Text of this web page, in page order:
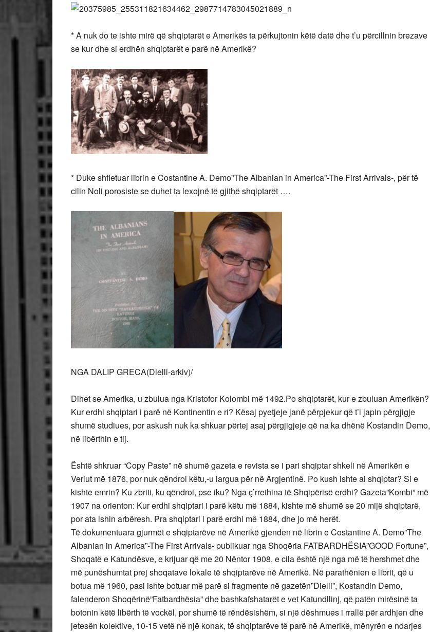
* A nuk do te ishte mirë që shqiptarët e Amerikës ta përkujtonin këtë datë dhe t’u përcillnin brezave
se kur dhe si erdhën shqiptarët e parë në Amerikë?
* Duke shfletuar librin e Costantine A. Demo”The Albanian in America”-The First Arrivals-, për të
cilin Noli porosiste se duhet ta lexojnë të gjithë shqiptarët ….
NGA DALIP GRECA(Dielli-arkiv)/
Dihet se Amerika, u zbulua nga Kristofor Kolombi më 1492.Po shqiptarët, kur e zbuluan Amerikën?
Kur erdhi shqiptari i parë në Kontinentin e ri? Kësaj pyetjeje janë përpjekur që t’i japin përgjigje
shumë studiues, por askush nuk ka shkuar përtej asaj përgjigjeje që na ka dhënë Kostandin Demo,
në libërthin e tij.
Është shkruar “Copy Paste” në shumë gazeta e revista se i pari shqiptar shkeli në Amerikën e
Veriut më 1876, por nuk qëndroi këtu,-u largua për në Argjentinë. Po kush ishte ai shqiptar? Si e
kishte emrin? Ku zbriti, ku qëndroi, pse iku? Nga ç’rrethina të Shqipërisë erdhi? Gazeta”Kombi” më
1907 na orienton: Kur erdhi shqiptari i parë këtu më 1884, kishte më shumë se 20 mijë shqiptarë,
por ata ishin arbëresh. Pra shqiptari i parë erdhi më 1884, dhe jo më herët.
Të dokumentuara gjurmët e shqiptarëve në Amerikë gjenden në librin e Costantine A. Demo”The
Albanian in America”-The First Arrivals- publikuar nga Shoqëria FATBARDHËSIA”GOOD Fortune”,
Shoqatë e Katundësve, e krijuar që me 20 Nëntor 1908, e cila është një nga më të hershmet dhe
më punëshumtat prej shoqatave lokale të shqiptarëve në Amerikë. Në parathënien e librit, që u
botua më 1960, pasi ishte botuar më parë si fragmente në gazetën”Dielli”, Kostandin Demo,
falenderon Shoqërinë”Fatbardhësia” dhe bashkafshatarët e vet Katundllinj, që patën mirësinë ta
botonin këtë libërth të vockël, por shumë të rëndësishëm, si një dëshmues i rrallë për ardhjen dhe
jetesën kolektive, 10-15 vetë në një konak, të shqiptarëve të parë në Amerikë, mënyrën e ndarjes